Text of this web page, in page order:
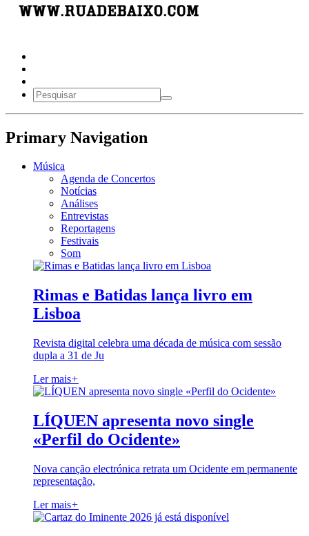
Primary Navigation
Música
Agenda de Concertos
Notícias
Análises
Entrevistas
Reportagens
Festivais
Som
Rimas e Batidas lança livro em
Lisboa
Revista digital celebra uma década de música com sessão
dupla a 31 de Ju
Ler mais+
LÍQUEN apresenta novo single
«Perfil do Ocidente»
Nova canção electrónica retrata um Ocidente em permanente
representação,
Ler mais+